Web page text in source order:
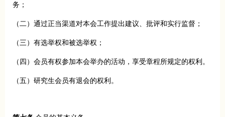
务；
（二）通过正当渠道对本会工作提出建议、批评和实行监督；
（三）有选举权和被选举权；
（四）会员有权参加本会举办的活动，享受章程所规定的权利。
（五）研究生会员有退会的权利。